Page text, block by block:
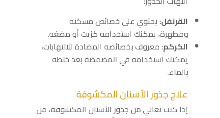
القرنفل: يحتوي على خصائص مسكنة
ومطهرة، يمكنك استخدامه كزيت أو مضغه.
الكركم: معروف بخصائصه المضادة للالتهابات،
يمكنك استخدامه في المضمضة بعد خلطه
بالماء.
علاج جذور الأسنان المكشوفة
إذا كنت تعاني من جذور الأسنان المكشوفة، من